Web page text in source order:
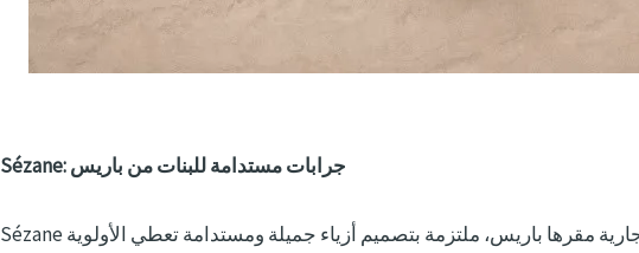
Sézane: جرابات مستدامة للبنات من باريس
Sézane علامة تجارية مقرها باريس، ملتزمة بتصميم أزياء جميلة ومستدامة تعطي الأولوية